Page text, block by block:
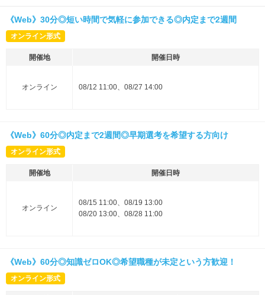
《Web》30分◎短い時間で気軽に参加できる◎内定まで2週間
オンライン形式
開催地 開催日時
オンライン 08/12 11:00、08/27 14:00
《Web》60分◎内定まで2週間◎早期選考を希望する方向け
オンライン形式
開催地 開催日時
オンライン
08/15 11:00、08/19 13:00
08/20 13:00、08/28 11:00
《Web》60分◎知識ゼロOK◎希望職種が未定という方歓迎！
オンライン形式